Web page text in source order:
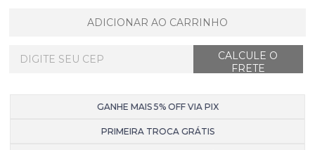
ADICIONAR AO CARRINHO
GANHE MAIS 5% OFF VIA PIX
PRIMEIRA TROCA GRÁTIS